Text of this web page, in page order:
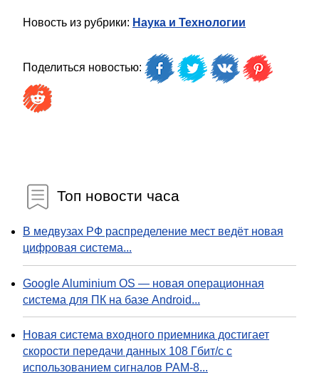
Новость из рубрики: Наука и Технологии
Поделиться новостью:
Топ новости часа
В медвузах РФ распределение мест ведёт новая
цифровая система...
Google Aluminium OS — новая операционная
система для ПК на базе Android...
Новая система входного приемника достигает
скорости передачи данных 108 Гбит/с с
использованием сигналов PAM-8...